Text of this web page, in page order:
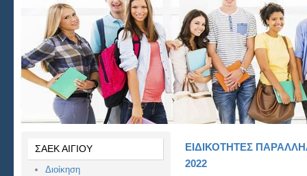
ΣΑΕΚ ΑΙΓΙΟΥ
Διοίκηση
ΕΙΔΙΚΟΤΗΤΕΣ
2022